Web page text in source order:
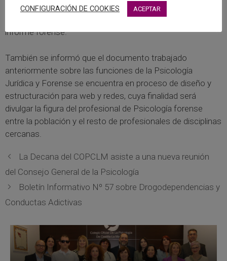
puedan resultar de mayor utilidad para los profesionales
del sector, y también se profundizó en la redacción del
informe forense.
También se informó que el documento trabajado
anteriormente sobre las funciones de la Psicología
Jurídica y Forense se encuentra en proceso de diseño y
estructuración para web y redes, cuya finalidad será
divulgar la figura del profesional de Psicología forense
entre la población y el resto de profesionales de disciplinas
cercanas.
La Decana del COPCLM asiste a una nueva reunión
del Consejo General de la Psicología
Boletín Informativo Nº 57 sobre Drogodependencias y
Conductas Adictivas
CONFIGURACIÓN DE COOKIES ACEPTAR